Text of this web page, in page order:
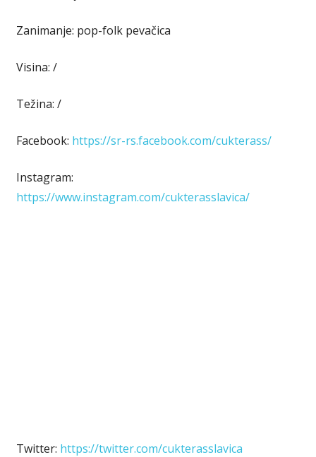
Zanimanje: pop-folk pevačica
Visina: /
Težina: /
Facebook: https://sr-rs.facebook.com/cukterass/
Instagram:
https://www.instagram.com/cukterasslavica/
Twitter: https://twitter.com/cukterasslavica